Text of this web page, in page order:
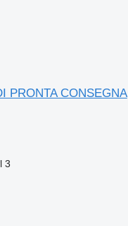
PRONTA CONSEGNA
3